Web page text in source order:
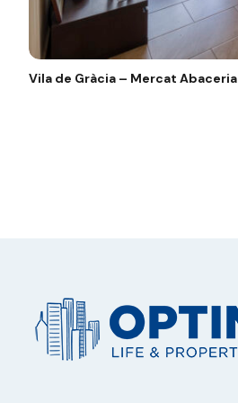
Vila de Gràcia – Mercat Abaceria